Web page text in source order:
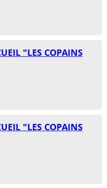
"LES COPAINS
"LES COPAINS